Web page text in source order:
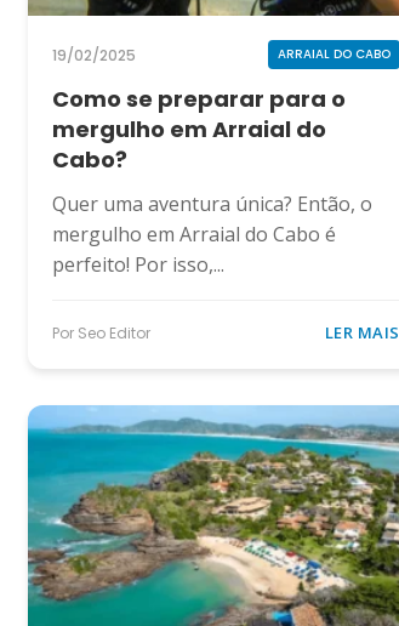
19/02/2025 ARRAIAL DO CABO
Como se preparar para o
mergulho em Arraial do
Cabo?
Quer uma aventura única? Então, o
mergulho em Arraial do Cabo é
perfeito! Por isso,...
Por Seo Editor LER MAIS